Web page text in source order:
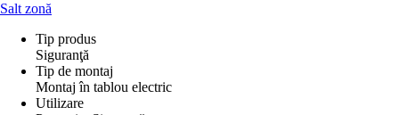
Salt zonă
Tip produs
Siguranţă
Tip de montaj
Montaj în tablou electric
Utilizare